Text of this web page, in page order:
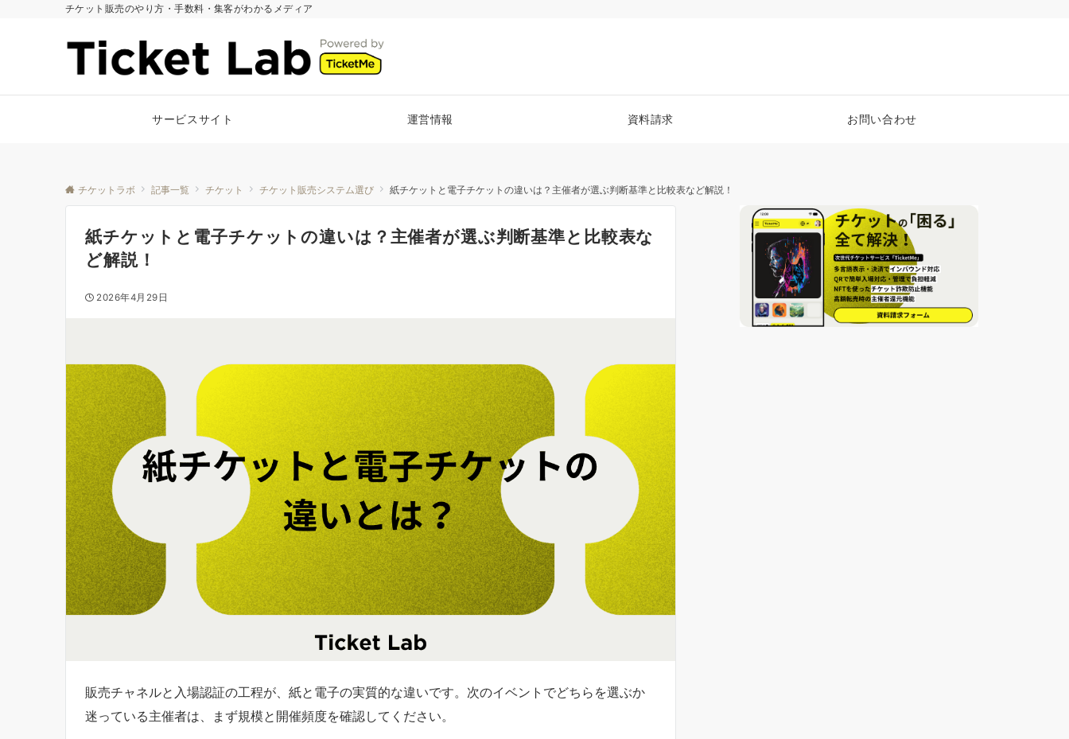
チケット販売のやり方・手数料・集客がわかるメディア
サービスサイト 運営情報 資料請求 お問い合わせ
チケットラボ 記事一覧 チケット チケット販売システム選び 紙チケットと電子チケットの違いは？主催者が選ぶ判断基準と比較表など解説！
紙チケットと電子チケットの違いは？主催者が選ぶ判断基準と比較表な
ど解説！
2026年4月29日
販売チャネルと入場認証の工程が、紙と電子の実質的な違いです。次のイベントでどちらを選ぶか
迷っている主催者は、まず規模と開催頻度を確認してください。